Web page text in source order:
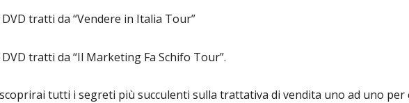
tratti da “Vendere in Italia Tour”
tratti da “Il Marketing Fa Schifo Tour”.
tutti i segreti più succulenti sulla trattativa di vendita uno ad uno per